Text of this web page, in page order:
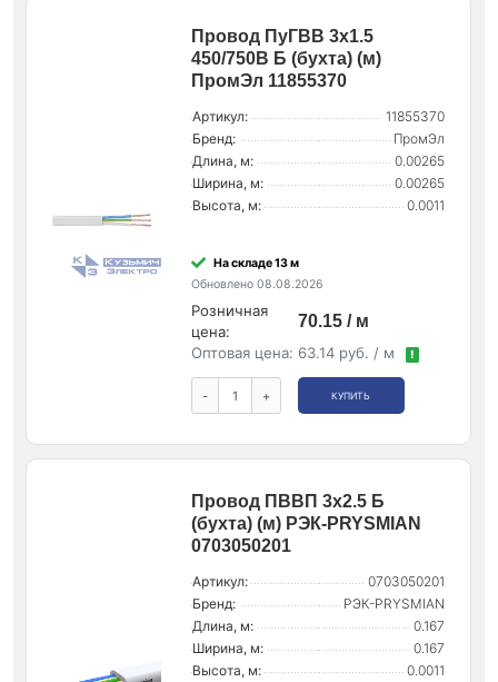
Провод ПуГВВ 3х1.5
450/750В Б (бухта) (м)
ПромЭл 11855370
Артикул:
11855370
Бренд:
ПромЭл
Длина, м:
0.00265
Ширина, м:
0.00265
Высота, м:
0.0011
На складе 13 м
Обновлено 08.08.2026
Розничная
цена:
70.15 / м
Оптовая цена: 63.14 руб. / м !
- + КУПИТЬ
Провод ПВВП 3х2.5 Б
(бухта) (м) РЭК-PRYSMIAN
0703050201
Артикул:
0703050201
Бренд:
РЭК-PRYSMIAN
Длина, м:
0.167
Ширина, м:
0.167
Высота, м:
0.0011